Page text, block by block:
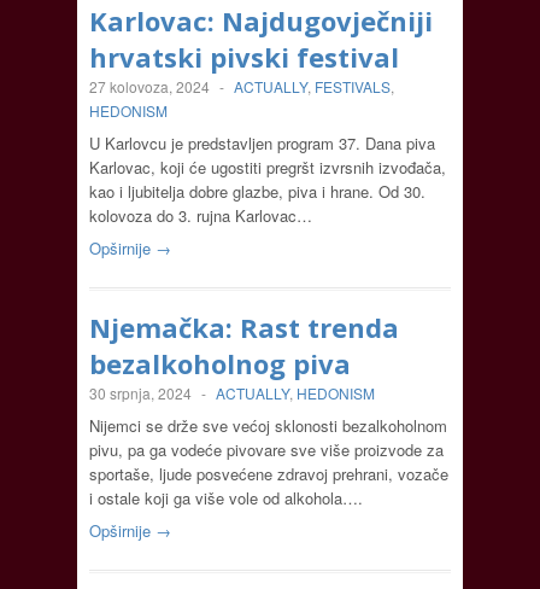
Karlovac: Najdugovječniji
hrvatski pivski festival
27 kolovoza, 2024 - ACTUALLY, FESTIVALS,
HEDONISM
U Karlovcu je predstavljen program 37. Dana piva
Karlovac, koji će ugostiti pregršt izvrsnih izvođača,
kao i ljubitelja dobre glazbe, piva i hrane. Od 30.
kolovoza do 3. rujna Karlovac…
Opširnije →
Njemačka: Rast trenda
bezalkoholnog piva
30 srpnja, 2024 - ACTUALLY, HEDONISM
Nijemci se drže sve većoj sklonosti bezalkoholnom
pivu, pa ga vodeće pivovare sve više proizvode za
sportaše, ljude posvećene zdravoj prehrani, vozače
i ostale koji ga više vole od alkohola….
Opširnije →